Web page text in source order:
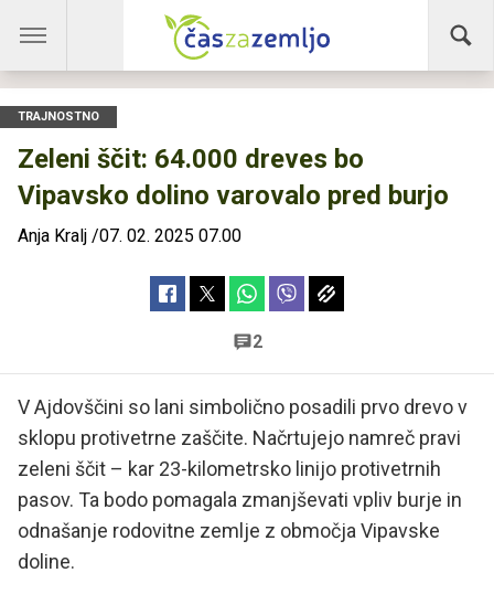
TRAJNOSTNO
Zeleni ščit: 64.000 dreves bo
Vipavsko dolino varovalo pred burjo
Anja Kralj /07. 02. 2025 07.00
2
V Ajdovščini so lani simbolično posadili prvo drevo v
sklopu protivetrne zaščite. Načrtujejo namreč pravi
zeleni ščit – kar 23-kilometrsko linijo protivetrnih
pasov. Ta bodo pomagala zmanjševati vpliv burje in
odnašanje rodovitne zemlje z območja Vipavske
doline.